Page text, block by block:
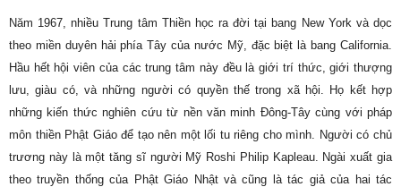
Năm 1967, nhiều Trung tâm Thiền học ra đời tại bang New York và dọc
theo miền duyên hải phía Tây của nước Mỹ, đặc biệt là bang California.
Hầu hết hội viên của các trung tâm này đều là giới trí thức, giới thượng
lưu, giàu có, và những người có quyền thế trong xã hội. Họ kết hợp
những kiến thức nghiên cứu từ nền văn minh Đông-Tây cùng với pháp
môn thiền Phật Giáo để tạo nên một lối tu riêng cho mình. Người có chủ
trương này là một tăng sĩ người Mỹ Roshi Philip Kapleau. Ngài xuất gia
theo truyền thống của Phật Giáo Nhật và cũng là tác giả của hai tác